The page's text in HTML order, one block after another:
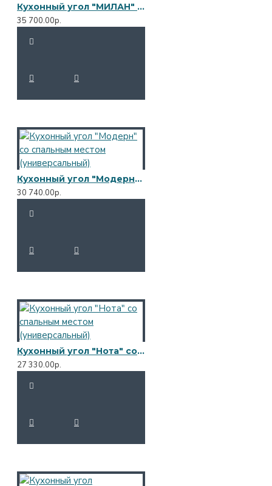
Кухонный угол "МИЛАН" со спальным местом (универсальный)
35 700.00р.
Кухонный угол "Модерн" со спальным местом (универсальный)
30 740.00р.
Кухонный угол "Нота" со спальным местом (универсальный)
27 330.00р.